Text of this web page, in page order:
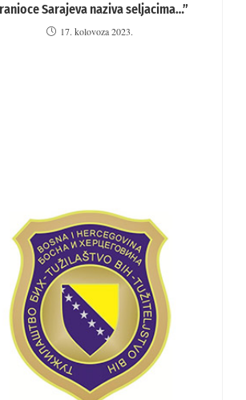
Sarajeva naziva seljacima…”
17. kolovoza 2023.